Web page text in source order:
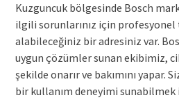
Kuzguncuk bölgesinde Bosch
ilgili sorunlarınız için
alabileceğiniz bir adresiniz var.
uygun çözümler sunan ekibimiz,
şekilde onarır ve bakımını yapar.
bir kullanım deneyimi sunabilmek